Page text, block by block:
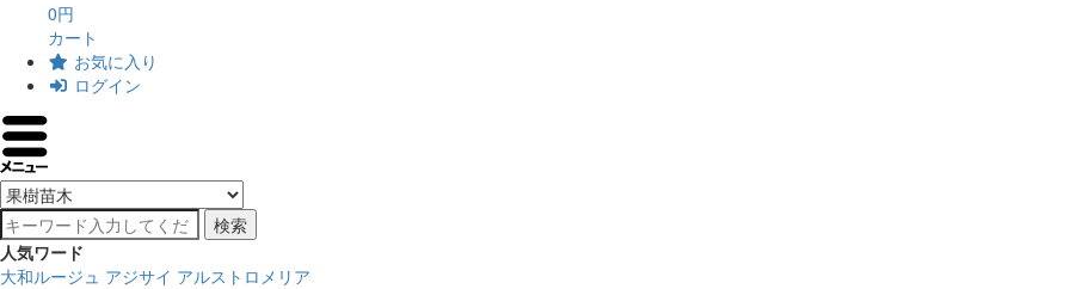
0円
カート
お気に入り
ログイン
検索
人気ワード
大和ルージュ アジサイ アルストロメリア